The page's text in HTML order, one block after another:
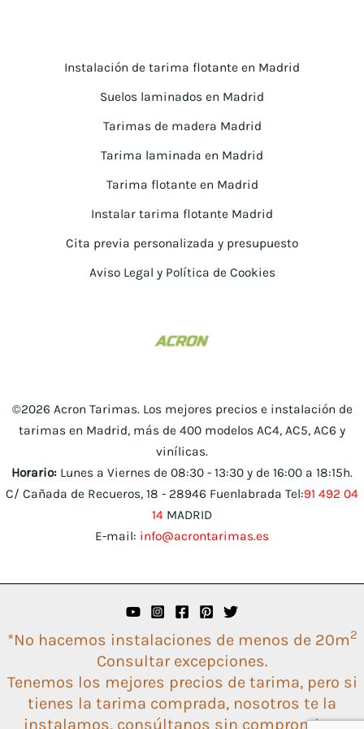
Instalación de tarima flotante en Madrid
Suelos laminados en Madrid
Tarimas de madera Madrid
Tarima laminada en Madrid
Tarima flotante en Madrid
Instalar tarima flotante Madrid
Cita previa personalizada y presupuesto
Aviso Legal y Política de Cookies
©2026 Acron Tarimas. Los mejores precios e instalación de
tarimas en Madrid, más de 400 modelos AC4, AC5, AC6 y
vinílicas.
Horario: Lunes a Viernes de 08:30 - 13:30 y de 16:00 a 18:15h.
C/ Cañada de Recueros, 18 - 28946 Fuenlabrada Tel:91 492 04
14 MADRID
E-mail: info@acrontarimas.es
*No hacemos instalaciones de menos de 20m2
Consultar excepciones.
Tenemos los mejores precios de tarima, pero si
tienes la tarima comprada, nosotros te la
instalamos, consúltanos sin compromiso.